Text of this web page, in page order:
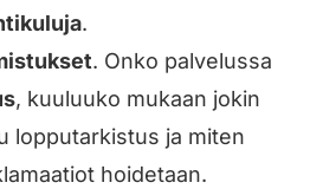
.
. Onko palvelussa
, kuuluuko mukaan jokin
lopputarkistus ja miten
hoidetaan.